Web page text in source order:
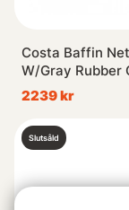
Costa Baffin
W/Gray Rubber
580G
2239 kr
Slutsåld